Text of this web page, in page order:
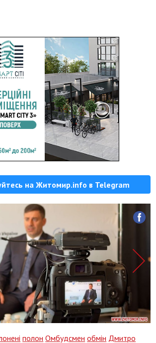
на Житомир.info в Telegram
полон Омбудсмен обмін Дмитро